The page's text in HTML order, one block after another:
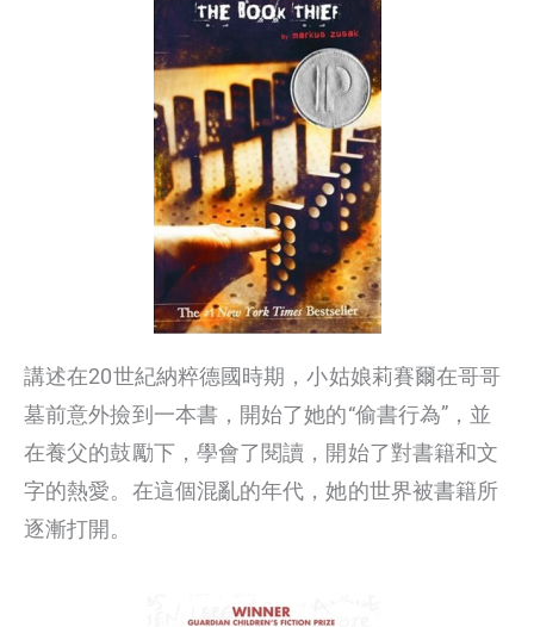
講述在20世紀納粹德國時期，小姑娘莉賽爾在哥哥
墓前意外撿到一本書，開始了她的“偷書行為”，並
在養父的鼓勵下，學會了閱讀，開始了對書籍和文
字的熱愛。在這個混亂的年代，她的世界被書籍所
逐漸打開。